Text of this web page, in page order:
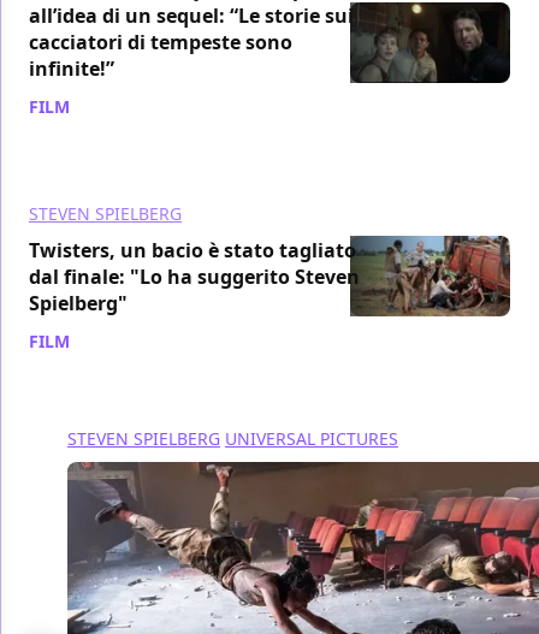
all’idea di un sequel: “Le storie sui
cacciatori di tempeste sono
infinite!”
FILM
STEVEN SPIELBERG
Twisters, un bacio è stato tagliato
dal finale: "Lo ha suggerito Steven
Spielberg"
FILM
STEVEN SPIELBERG UNIVERSAL PICTURES